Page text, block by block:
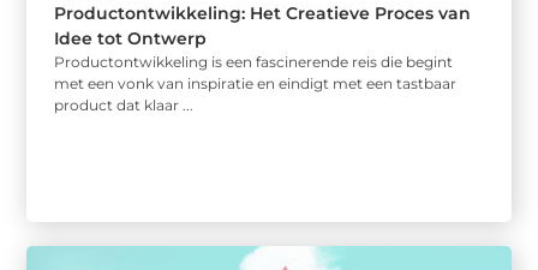
Productontwikkeling: Het Creatieve Proces van
Idee tot Ontwerp
Productontwikkeling is een fascinerende reis die begint
met een vonk van inspiratie en eindigt met een tastbaar
product dat klaar ...